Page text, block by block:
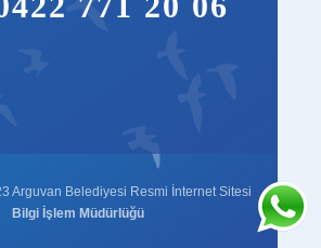
Arguvan Belediyesi Resmi İnternet Sitesi
Bilgi İşlem Müdürlüğü